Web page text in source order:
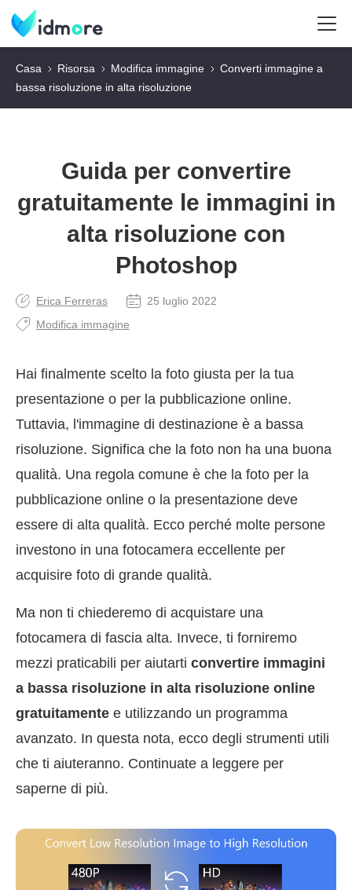
Casa Risorsa Modifica immagine
Converti immagine a
bassa risoluzione in alta risoluzione
Guida per convertire
gratuitamente le immagini in
alta risoluzione con
Photoshop
Erica Ferreras
25 luglio 2022
Modifica immagine
Hai finalmente scelto la foto giusta per la tua
presentazione o per la pubblicazione online.
Tuttavia, l'immagine di destinazione è a bassa
risoluzione. Significa che la foto non ha una buona
qualità. Una regola comune è che la foto per la
pubblicazione online o la presentazione deve
essere di alta qualità. Ecco perché molte persone
investono in una fotocamera eccellente per
acquisire foto di grande qualità.
Ma non ti chiederemo di acquistare una
fotocamera di fascia alta. Invece, ti forniremo
mezzi praticabili per aiutarti convertire immagini
a bassa risoluzione in alta risoluzione online
gratuitamente e utilizzando un programma
avanzato. In questa nota, ecco degli strumenti utili
che ti aiuteranno. Continuate a leggere per
saperne di più.